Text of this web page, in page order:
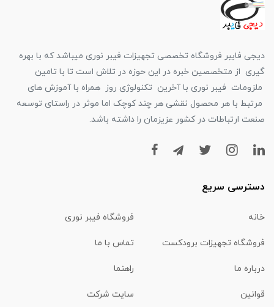
دیجی فایبر فروشگاه تخصصی تجهیزات فیبر نوری میباشد که با بهره
گیری از متخصصین خبره در این حوزه در تلاش است تا با تامین
ملزومات فیبر نوری با آخرین تکنولوژی روز همراه با آموزش های
مرتبط با هر محصول نقشی هر چند کوچک اما موثر در راستای توسعه
صنعت ارتباطات در کشور عزیزمان را داشته باشد.
دسترسی سریع
خانه فروشگاه فیبر نوری
فروشگاه تجهیزات برودکست تماس با ما
درباره ما راهنما
قوانین سایت شرکت